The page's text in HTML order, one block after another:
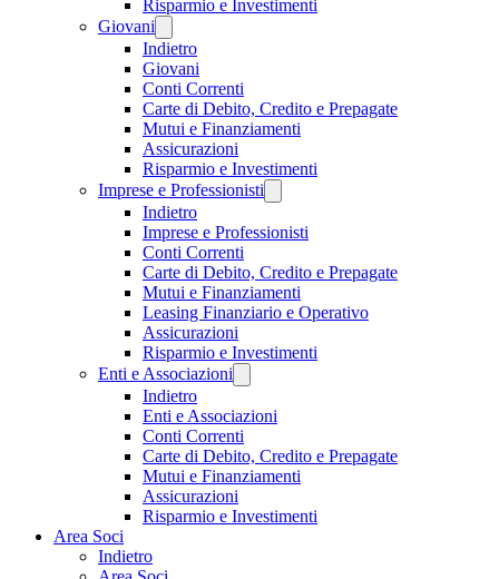
Risparmio e Investimenti
Giovani
Indietro
Giovani
Conti Correnti
Carte di Debito, Credito e Prepagate
Mutui e Finanziamenti
Assicurazioni
Risparmio e Investimenti
Imprese e Professionisti
Indietro
Imprese e Professionisti
Conti Correnti
Carte di Debito, Credito e Prepagate
Mutui e Finanziamenti
Leasing Finanziario e Operativo
Assicurazioni
Risparmio e Investimenti
Enti e Associazioni
Indietro
Enti e Associazioni
Conti Correnti
Carte di Debito, Credito e Prepagate
Mutui e Finanziamenti
Assicurazioni
Risparmio e Investimenti
Area Soci
Indietro